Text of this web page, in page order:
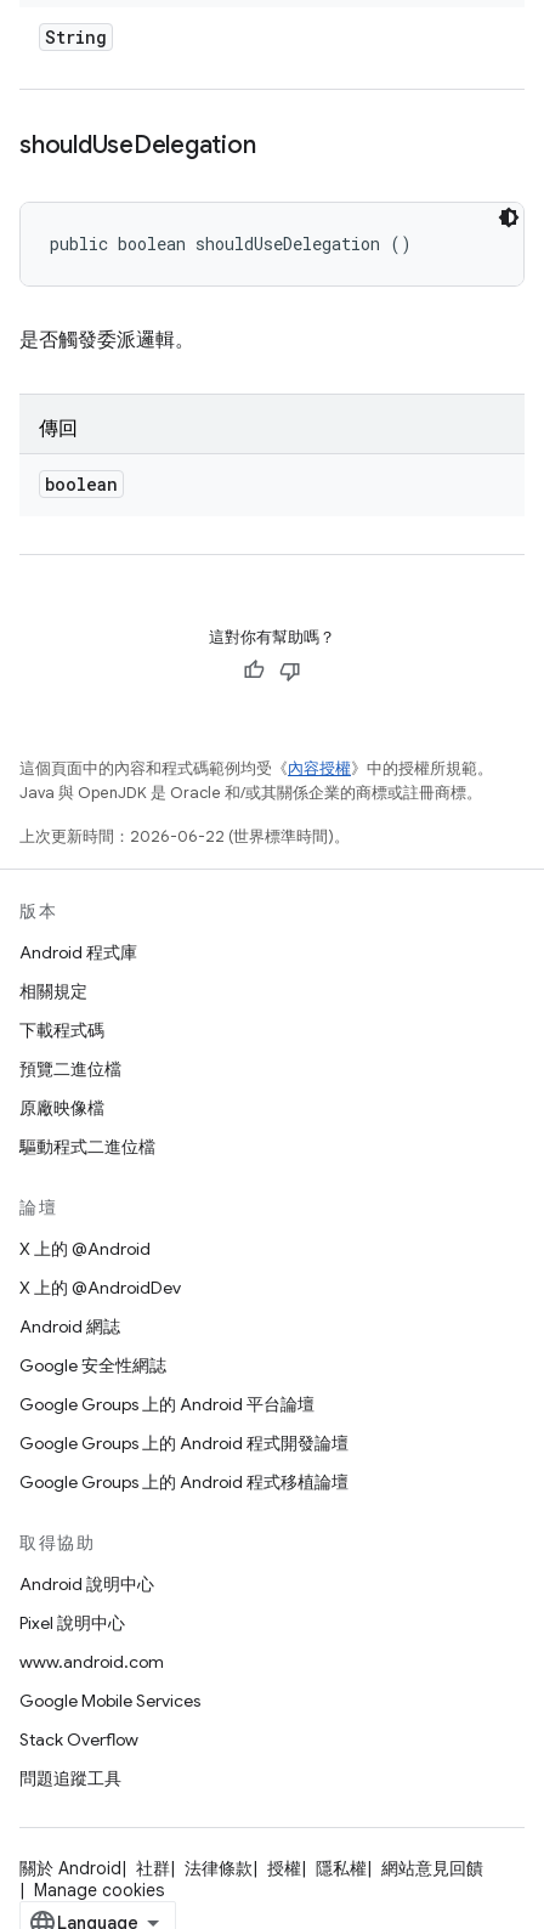
String
shouldUseDelegation
public boolean shouldUseDelegation ()
是否觸發委派邏輯。
傳回
boolean
這對你有幫助嗎？
這個頁面中的內容和程式碼範例均受《內容授權》中的授權所規範。
Java 與 OpenJDK 是 Oracle 和/或其關係企業的商標或註冊商標。
上次更新時間：2026-06-22 (世界標準時間)。
版本
Android 程式庫
相關規定
下載程式碼
預覽二進位檔
原廠映像檔
驅動程式二進位檔
論壇
X 上的 @Android
X 上的 @AndroidDev
Android 網誌
Google 安全性網誌
Google Groups 上的 Android 平台論壇
Google Groups 上的 Android 程式開發論壇
Google Groups 上的 Android 程式移植論壇
取得協助
Android 說明中心
Pixel 說明中心
www.android.com
Google Mobile Services
Stack Overflow
問題追蹤工具
關於 Android 社群 法律條款 授權 隱私權
網站意見回饋
Manage cookies